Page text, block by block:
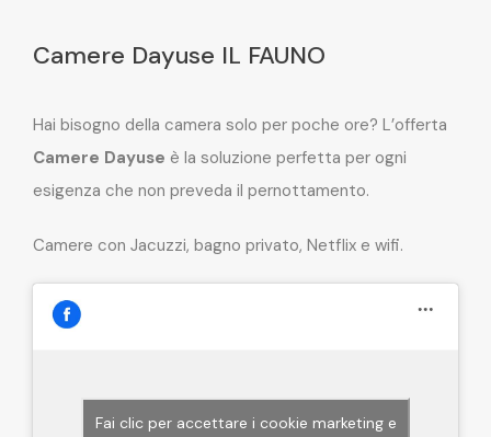
Camere Dayuse IL FAUNO
Hai bisogno della camera solo per poche ore? L’offerta
Camere Dayuse è la soluzione perfetta per ogni
esigenza che non preveda il pernottamento.
Camere con Jacuzzi, bagno privato, Netflix e wifi.
Fai clic per accettare i cookie marketing e